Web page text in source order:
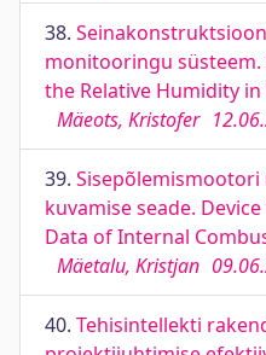
38.
monitooringu
the Relative Humidity
Mäeots, Kristofer
39.
kuvamise seade.
Data of Internal
Mäetalu, Kristjan
40. Tehisintellekti